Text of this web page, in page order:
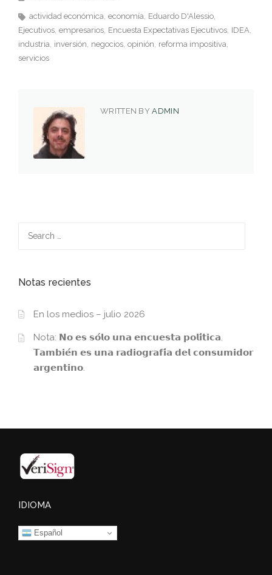
actividad económica economía Eduardo D'Alessio
Ejecutivos empresarios Encuesta Expectativas Ejecutivos IDEA
industria inversión negocios opinión reforma impositiva
servicios
WRITTEN BYADMIN
Notas recientes
En los medios – julio 2026
Nota: 𝗡𝗼 𝗲𝘀 𝘀𝗼́𝗹𝗼 𝘂𝗻𝗮 𝗲𝗻𝗰𝘂𝗲𝘀𝘁𝗮 𝗽𝗼𝗹𝗶́𝘁𝗶𝗰𝗮.
𝗧𝗮𝗺𝗯𝗶𝗲́𝗻 𝗲𝘀 𝘂𝗻𝗮 𝗿𝗮𝗱𝗶𝗼𝗴𝗿𝗮𝗳𝗶́𝗮 𝗱𝗲𝗹 𝗰𝗼𝗻𝘀𝘂𝗺𝗶𝗱𝗼𝗿
𝗮𝗿𝗴𝗲𝗻𝘁𝗶𝗻𝗼.
IDIOMA
Español